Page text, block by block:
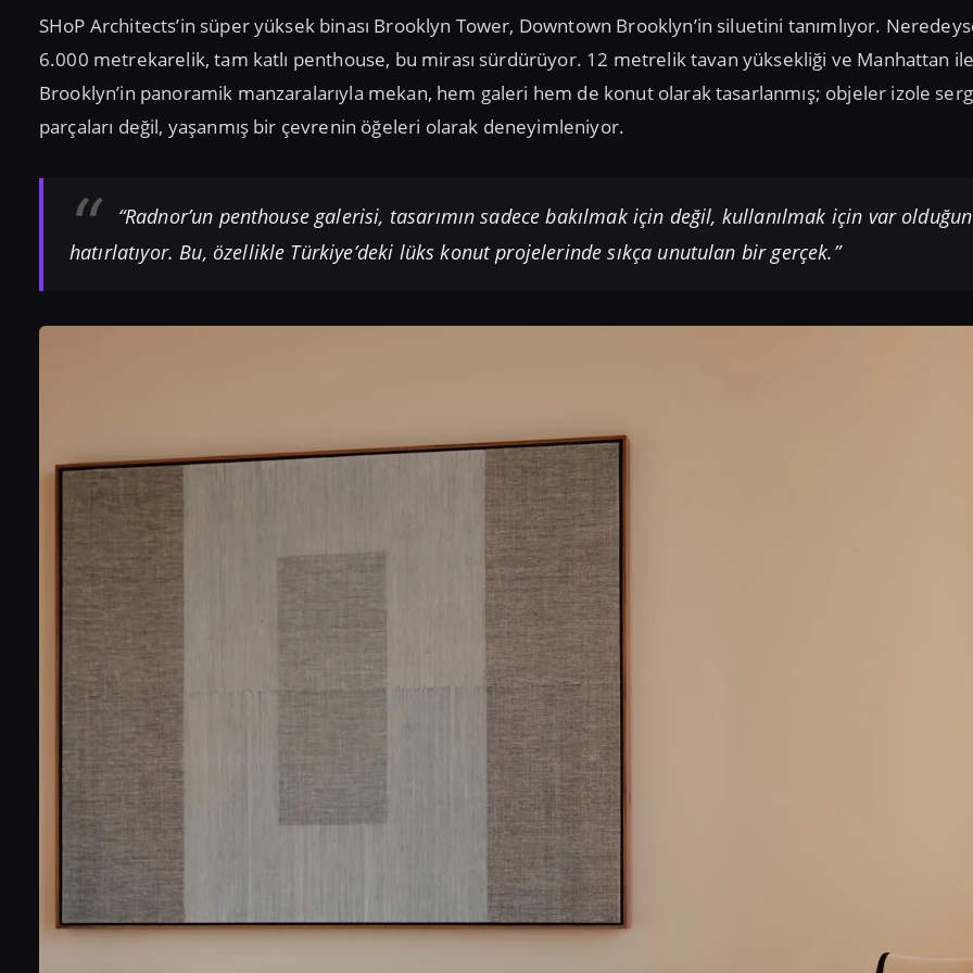
SHoP Architects’in süper yüksek binası Brooklyn Tower, Downtown Brooklyn’in siluetini tanımlıyor.
6.000 metrekarelik, tam katlı penthouse, bu mirası sürdürüyor. 12 metrelik tavan yüksekliği ve Manhattan ile
Brooklyn’in panoramik manzaralarıyla mekan, hem galeri hem de konut olarak tasarlanmış; objeler izole
parçaları değil, yaşanmış bir çevrenin öğeleri olarak deneyimleniyor.
“Radnor’un penthouse galerisi, tasarımın sadece bakılmak için değil, kullanılmak için var
hatırlatıyor. Bu, özellikle Türkiye’deki lüks konut projelerinde sıkça unutulan bir gerçek.”